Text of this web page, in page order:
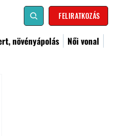
FELIRATKOZÁS
növényápolás
Női vonal